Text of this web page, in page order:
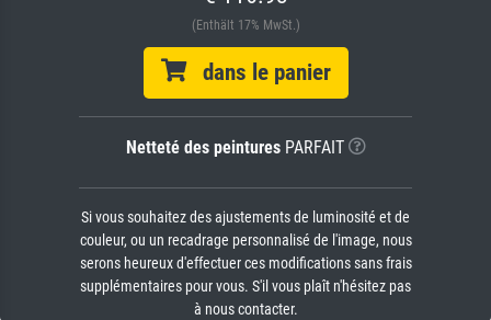
(Enthält 17% MwSt.)
dans le panier
Netteté des peinturesPARFAIT
Si vous souhaitez des ajustements de luminosité et de
couleur, ou un recadrage personnalisé de l'image, nous
serons heureux d'effectuer ces modifications sans frais
supplémentaires pour vous. S'il vous plaît n'hésitez pas
à nous contacter.